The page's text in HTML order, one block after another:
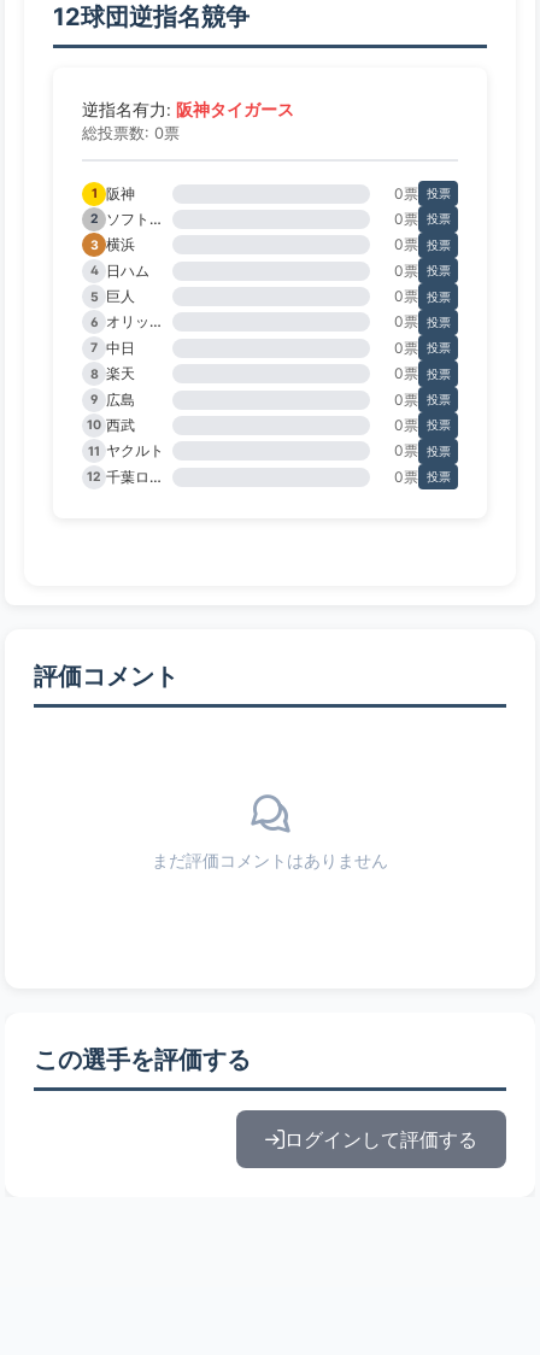
12球団逆指名競争
逆指名有力: 阪神タイガース
総投票数: 0票
1 阪神 0票 投票
2
ソフトバンク 0票 投票
3 横浜 0票 投票
4
日ハム 0票 投票
5
巨人 0票 投票
6
オリックス 0票 投票
7 中日 0票 投票
8 楽天 0票 投票
9
広島 0票 投票
10 西武 0票 投票
11 ヤクルト 0票 投票
12
千葉ロッテ 0票 投票
評価コメント
まだ評価コメントはありません
この選手を評価する
ログインして評価する